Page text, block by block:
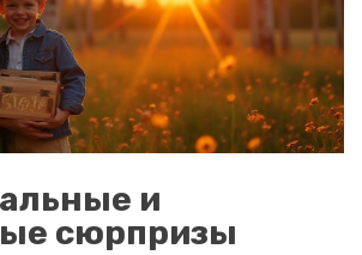
и
сюрпризы